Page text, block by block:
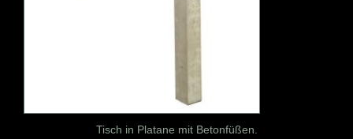
Tisch in Platane mit Betonfüßen.